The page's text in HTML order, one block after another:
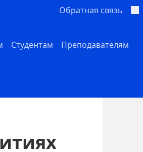
Обратная связь
Студентам Преподавателям